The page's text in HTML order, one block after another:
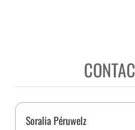
Soralia Péruwelz